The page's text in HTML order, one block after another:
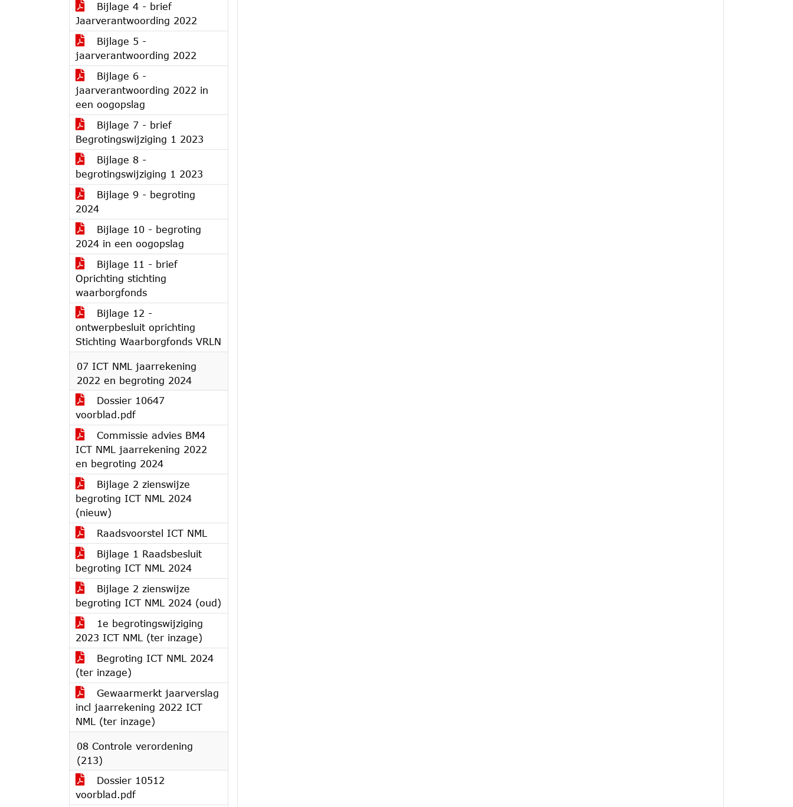
Bijlage 4 - brief
Jaarverantwoording 2022
Bijlage 5 -
jaarverantwoording 2022
Bijlage 6 -
jaarverantwoording 2022 in
een oogopslag
Bijlage 7 - brief
Begrotingswijziging 1 2023
Bijlage 8 -
begrotingswijziging 1 2023
Bijlage 9 - begroting
2024
Bijlage 10 - begroting
2024 in een oogopslag
Bijlage 11 - brief
Oprichting stichting
waarborgfonds
Bijlage 12 -
ontwerpbesluit oprichting
Stichting Waarborgfonds VRLN
07 ICT NML jaarrekening
2022 en begroting 2024
Dossier 10647
voorblad.pdf
Commissie advies BM4
ICT NML jaarrekening 2022
en begroting 2024
Bijlage 2 zienswijze
begroting ICT NML 2024
(nieuw)
Raadsvoorstel ICT NML
Bijlage 1 Raadsbesluit
begroting ICT NML 2024
Bijlage 2 zienswijze
begroting ICT NML 2024 (oud)
1e begrotingswijziging
2023 ICT NML (ter inzage)
Begroting ICT NML 2024
(ter inzage)
Gewaarmerkt jaarverslag
incl jaarrekening 2022 ICT
NML (ter inzage)
08 Controle verordening
(213)
Dossier 10512
voorblad.pdf